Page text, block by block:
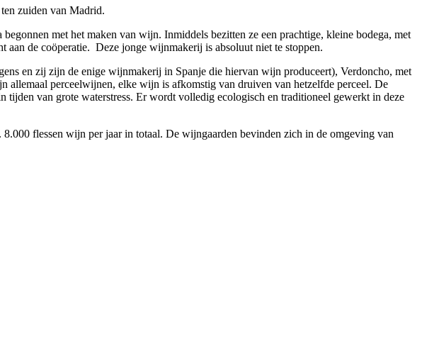
zuiden van Madrid.
met het maken van wijn. Inmiddels bezitten ze een prachtige, kleine bodega, met
de coöperatie. Deze jonge wijnmakerij is absoluut niet te stoppen.
en zij zijn de enige wijnmakerij in Spanje die hiervan wijn produceert), Verdoncho, met
allemaal perceelwijnen, elke wijn is afkomstig van druiven van hetzelfde perceel. De
van grote waterstress. Er wordt volledig ecologisch en traditioneel gewerkt in deze
flessen wijn per jaar in totaal. De wijngaarden bevinden zich in de omgeving van